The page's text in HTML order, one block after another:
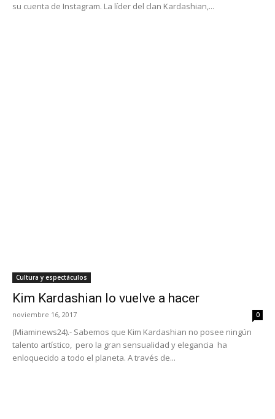
su cuenta de Instagram. La líder del clan Kardashian,...
Cultura y espectáculos
Kim Kardashian lo vuelve a hacer
noviembre 16, 2017 0
(Miaminews24).- Sabemos que Kim Kardashian no posee ningún
talento artístico, pero la gran sensualidad y elegancia ha
enloquecido a todo el planeta. A través de...